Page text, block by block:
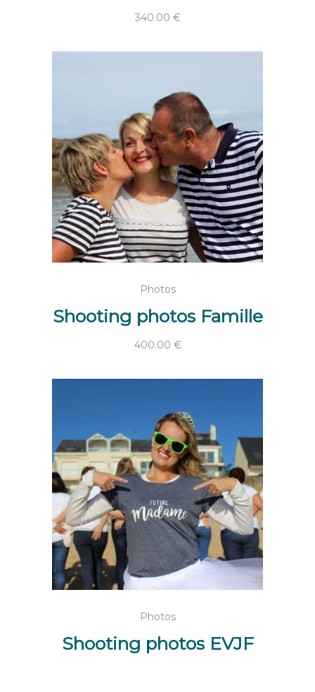
340.00 €
Photos
Shooting photos Famille
400.00 €
Photos
Shooting photos EVJF